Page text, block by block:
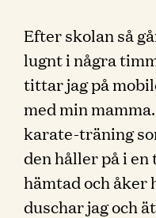
Efter skolan så
lugnt i några
tittar jag på
med min
karate-träning
den håller på i
hämtad och åker
duschar jag och